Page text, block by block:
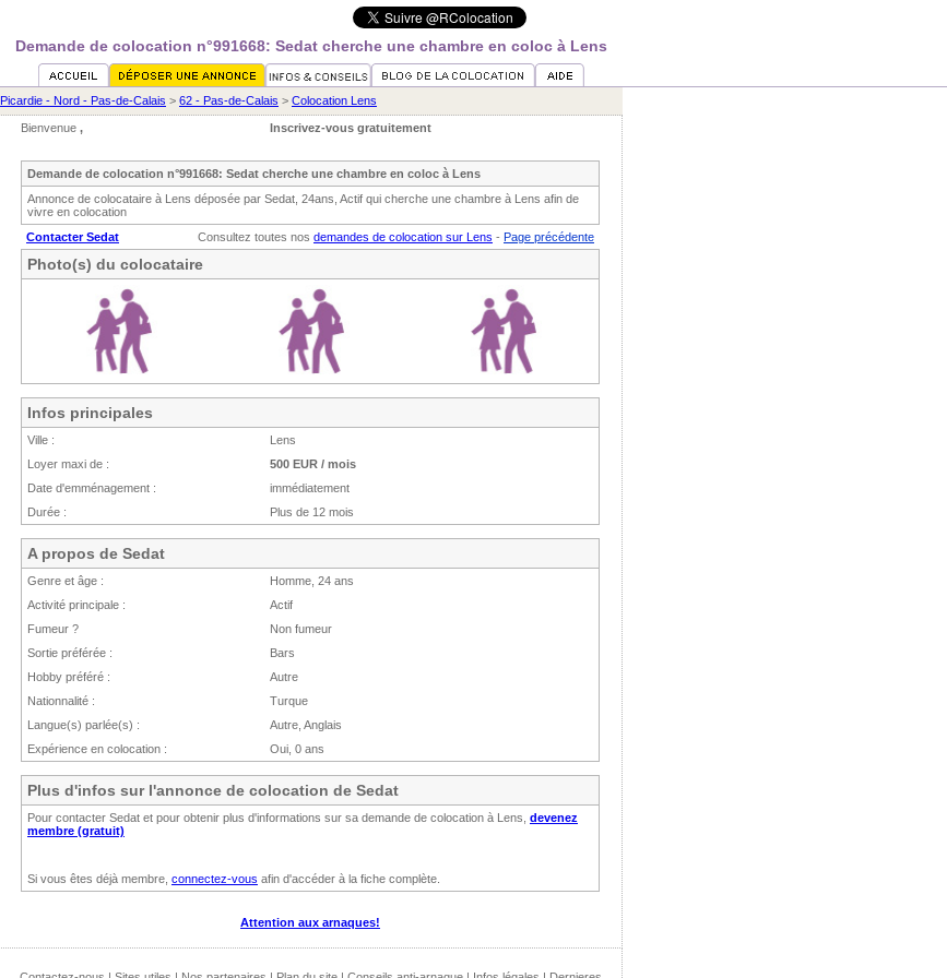
Demande de colocation n°991668: Sedat cherche une chambre en coloc à Lens
Picardie - Nord - Pas-de-Calais > 62 - Pas-de-Calais > Colocation Lens
Bienvenue , Inscrivez-vous gratuitement
Demande de colocation n°991668: Sedat cherche une chambre en coloc à Lens
Annonce de colocataire à Lens déposée par Sedat, 24ans, Actif qui cherche une chambre à Lens afin de
vivre en colocation
Contacter Sedat
Consultez toutes nos demandes de colocation sur Lens - Page précédente
Photo(s) du colocataire
Infos principales
Ville :
Lens
Loyer maxi de :
500 EUR / mois
Date d'emménagement :
immédiatement
Durée :
Plus de 12 mois
A propos de Sedat
Genre et âge :
Homme, 24 ans
Activité principale :
Actif
Fumeur ?
Non fumeur
Sortie préférée :
Bars
Hobby préféré :
Autre
Nationnalité :
Turque
Langue(s) parlée(s) :
Autre, Anglais
Expérience en colocation :
Oui, 0 ans
Plus d'infos sur l'annonce de colocation de Sedat
Pour contacter Sedat et pour obtenir plus d'informations sur sa demande de colocation à Lens, devenez
membre (gratuit)
Si vous êtes déjà membre, connectez-vous afin d'accéder à la fiche complète.
Attention aux arnaques!